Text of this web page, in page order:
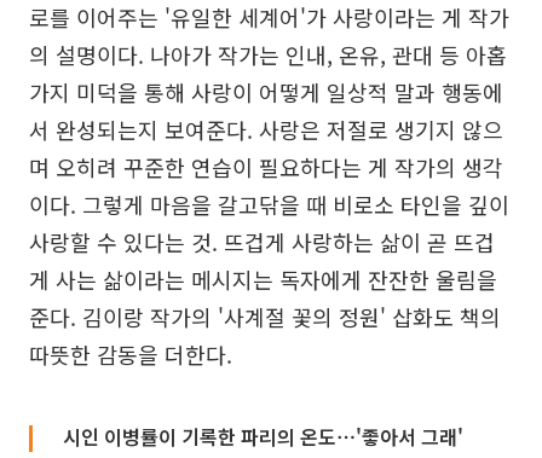
로를 이어주는 '유일한 세계어'가 사랑이라는 게 작가
의 설명이다. 나아가 작가는 인내, 온유, 관대 등 아홉
가지 미덕을 통해 사랑이 어떻게 일상적 말과 행동에
서 완성되는지 보여준다. 사랑은 저절로 생기지 않으
며 오히려 꾸준한 연습이 필요하다는 게 작가의 생각
이다. 그렇게 마음을 갈고닦을 때 비로소 타인을 깊이
사랑할 수 있다는 것. 뜨겁게 사랑하는 삶이 곧 뜨겁
게 사는 삶이라는 메시지는 독자에게 잔잔한 울림을
준다. 김이랑 작가의 '사계절 꽃의 정원' 삽화도 책의
따뜻한 감동을 더한다.
시인 이병률이 기록한 파리의 온도⋯'좋아서 그래'